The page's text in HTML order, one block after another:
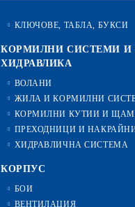
КЛЮЧОВЕ, ТАБЛА, БУКСИ
КОРМИЛНИ СИСТЕМИ И
ХИДРАВЛИКА
ВОЛАНИ
ЖИЛА И КОРМИЛНИ
КОРМИЛНИ КУТИИ И
ПРЕХОДНИЦИ И
ХИДРАВЛИЧНА СИСТЕМА
КОРПУС
БОИ
ВЕНТИЛАЦИЯ